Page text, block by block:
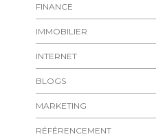
FINANCE
IMMOBILIER
INTERNET
BLOGS
MARKETING
RÉFÉRENCEMENT